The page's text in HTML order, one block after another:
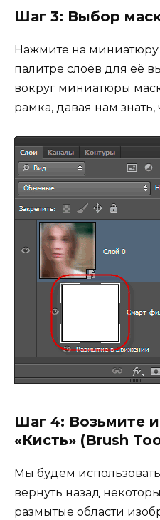
Шаг 3: Выбор
Нажмите на миниатюру
палитре слоёв для её
вокруг миниатюры
рамка, давая нам
Шаг 4: Возьмите
«Кисть» (Brush
Мы будем
вернуть назад
размытые области